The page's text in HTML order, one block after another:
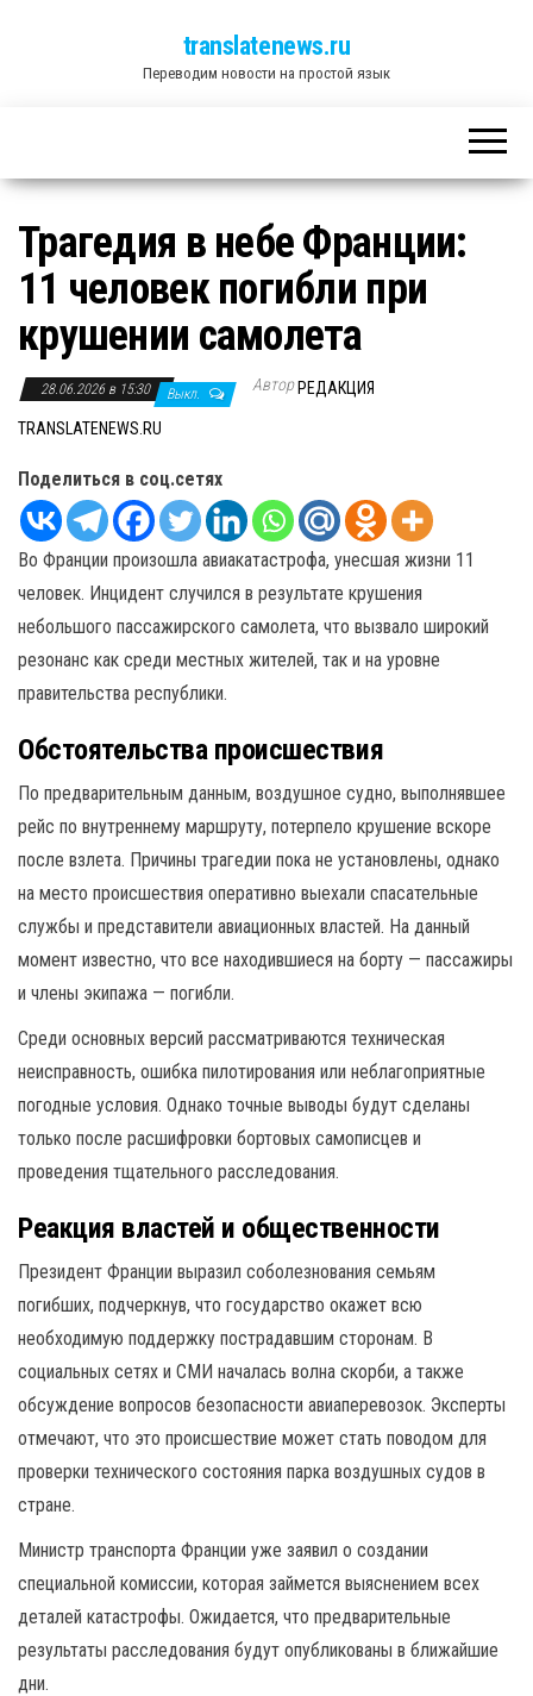
translatenews.ru
Переводим новости на простой язык
Трагедия в небе Франции:
11 человек погибли при
крушении самолета
28.06.2026 в 15:30 Выкл. Автор РЕДАКЦИЯ
TRANSLATENEWS.RU
Поделиться в соц.сетях
Во Франции произошла авиакатастрофа, унесшая жизни 11
человек. Инцидент случился в результате крушения
небольшого пассажирского самолета, что вызвало широкий
резонанс как среди местных жителей, так и на уровне
правительства республики.
Обстоятельства происшествия
По предварительным данным, воздушное судно, выполнявшее
рейс по внутреннему маршруту, потерпело крушение вскоре
после взлета. Причины трагедии пока не установлены, однако
на место происшествия оперативно выехали спасательные
службы и представители авиационных властей. На данный
момент известно, что все находившиеся на борту — пассажиры
и члены экипажа — погибли.
Среди основных версий рассматриваются техническая
неисправность, ошибка пилотирования или неблагоприятные
погодные условия. Однако точные выводы будут сделаны
только после расшифровки бортовых самописцев и
проведения тщательного расследования.
Реакция властей и общественности
Президент Франции выразил соболезнования семьям
погибших, подчеркнув, что государство окажет всю
необходимую поддержку пострадавшим сторонам. В
социальных сетях и СМИ началась волна скорби, а также
обсуждение вопросов безопасности авиаперевозок. Эксперты
отмечают, что это происшествие может стать поводом для
проверки технического состояния парка воздушных судов в
стране.
Министр транспорта Франции уже заявил о создании
специальной комиссии, которая займется выяснением всех
деталей катастрофы. Ожидается, что предварительные
результаты расследования будут опубликованы в ближайшие
дни.